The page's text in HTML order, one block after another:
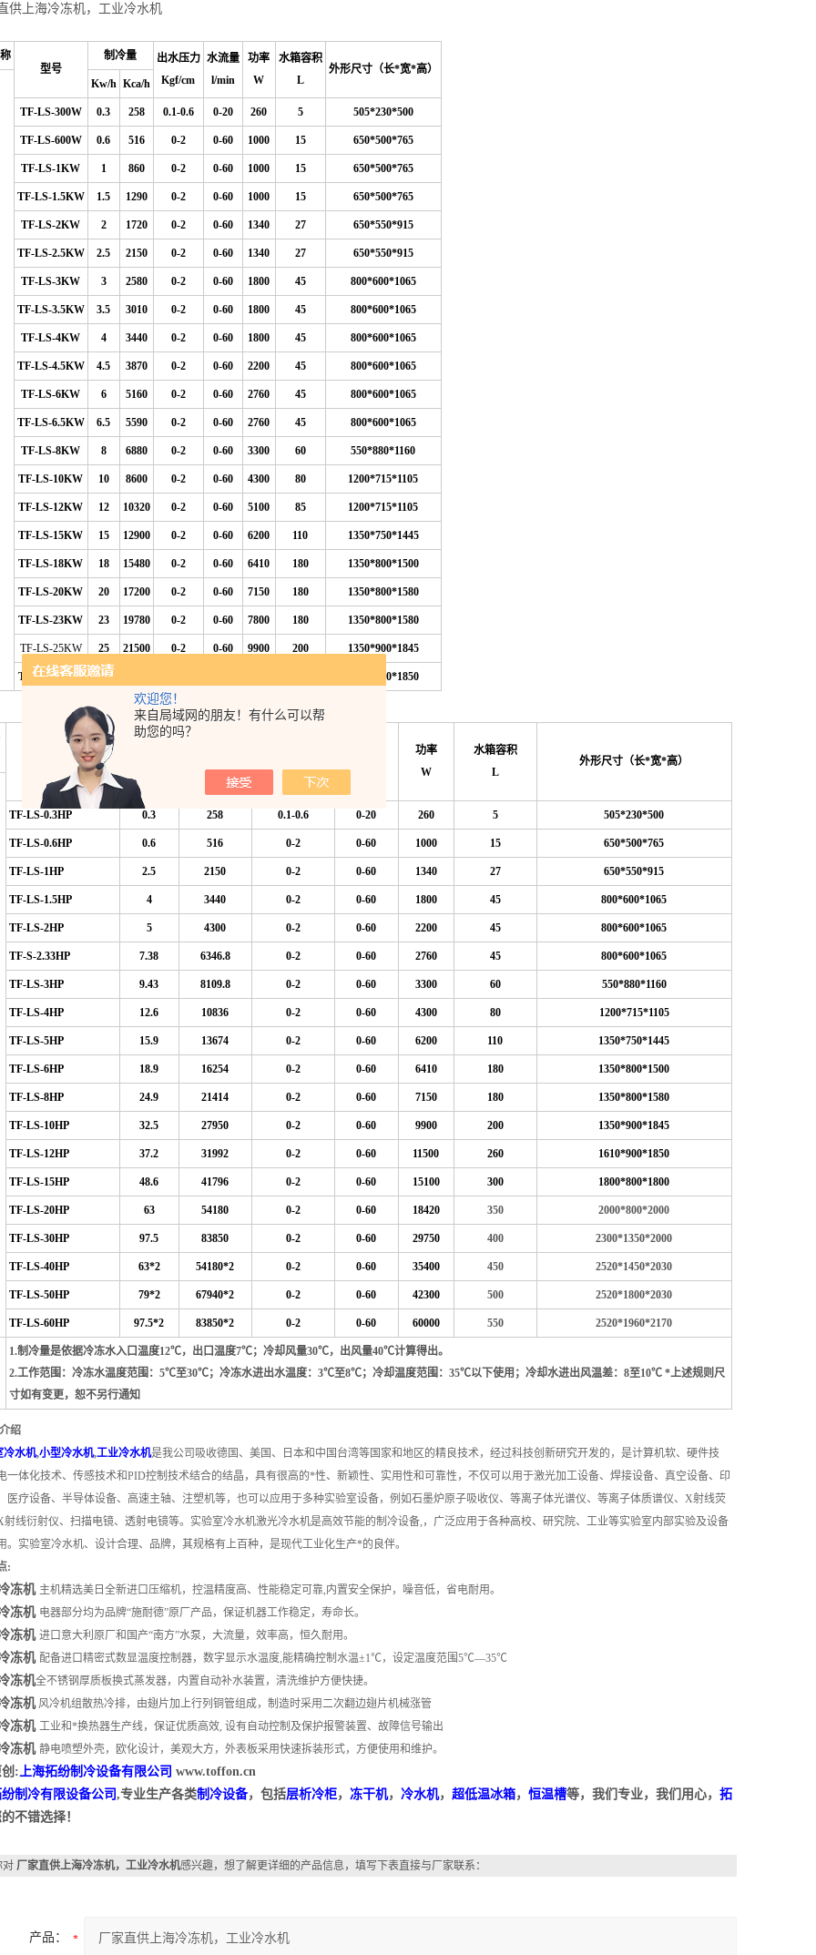
欢迎您！
来自局域网的朋友！有什么可以帮
助您的吗？
供上海冷冻机，工业冷水机
型号
制冷量
出水压力
Kgf/cm
水流量
l/min
功率
W
水箱容积
L
外形尺寸（长*宽*高）
Kw/h Kca/h
TF-LS-300W 0.3 258 0.1-0.6 0-20 260 5 505*230*500
TF-LS-600W 0.6 516 0-2 0-60 1000 15 650*500*765
TF-LS-1KW 1 860 0-2 0-60 1000 15 650*500*765
TF-LS-1.5KW 1.5 1290 0-2 0-60 1000 15 650*500*765
TF-LS-2KW 2 1720 0-2 0-60 1340 27 650*550*915
TF-LS-2.5KW 2.5 2150 0-2 0-60 1340 27 650*550*915
TF-LS-3KW 3 2580 0-2 0-60 1800 45 800*600*1065
TF-LS-3.5KW 3.5 3010 0-2 0-60 1800 45 800*600*1065
TF-LS-4KW 4 3440 0-2 0-60 1800 45 800*600*1065
TF-LS-4.5KW 4.5 3870 0-2 0-60 2200 45 800*600*1065
TF-LS-6KW 6 5160 0-2 0-60 2760 45 800*600*1065
TF-LS-6.5KW 6.5 5590 0-2 0-60 2760 45 800*600*1065
TF-LS-8KW 8 6880 0-2 0-60 3300 60 550*880*1160
TF-LS-10KW 10 8600 0-2 0-60 4300 80 1200*715*1105
TF-LS-12KW 12 10320 0-2 0-60 5100 85 1200*715*1105
TF-LS-15KW 15 12900 0-2 0-60 6200 110 1350*750*1445
TF-LS-18KW 18 15480 0-2 0-60 6410 180 1350*800*1500
TF-LS-20KW 20 17200 0-2 0-60 7150 180 1350*800*1580
TF-LS-23KW 23 19780 0-2 0-60 7800 180 1350*800*1580
TF-LS-25KW 25 21500 0-2 0-60 9900 200 1350*900*1845
TF-LS-30KW 30 1610*900*1850
Kgf/cm
功率
W
水箱容积
L
外形尺寸（长*宽*高）
Kw/h Kca/h
TF-LS-0.3HP 0.3 258 0.1-0.6 0-20 260 5 505*230*500
TF-LS-0.6HP 0.6 516 0-2 0-60 1000 15 650*500*765
TF-LS-1HP 2.5 2150 0-2 0-60 1340 27 650*550*915
TF-LS-1.5HP 4 3440 0-2 0-60 1800 45 800*600*1065
TF-LS-2HP 5 4300 0-2 0-60 2200 45 800*600*1065
TF-S-2.33HP 7.38 6346.8 0-2 0-60 2760 45 800*600*1065
TF-LS-3HP 9.43 8109.8 0-2 0-60 3300 60 550*880*1160
TF-LS-4HP 12.6 10836 0-2 0-60 4300 80 1200*715*1105
TF-LS-5HP 15.9 13674 0-2 0-60 6200 110 1350*750*1445
TF-LS-6HP 18.9 16254 0-2 0-60 6410 180 1350*800*1500
TF-LS-8HP 24.9 21414 0-2 0-60 7150 180 1350*800*1580
TF-LS-10HP 32.5 27950 0-2 0-60 9900 200 1350*900*1845
TF-LS-12HP 37.2 31992 0-2 0-60 11500 260 1610*900*1850
TF-LS-15HP 48.6 41796 0-2 0-60 15100 300 1800*800*1800
TF-LS-20HP 63 54180 0-2 0-60 18420 350 2000*800*2000
TF-LS-30HP 97.5 83850 0-2 0-60 29750 400 2300*1350*2000
TF-LS-40HP 63*2 54180*2 0-2 0-60 35400 450 2520*1450*2030
TF-LS-50HP 79*2 67940*2 0-2 0-60 42300 500 2520*1800*2030
TF-LS-60HP 97.5*2 83850*2 0-2 0-60 60000 550 2520*1960*2170
1.制冷量是依据冷冻水入口温度12℃，出口温度7℃；冷却风量30℃，出风量40℃计算得出。
2.工作范围：冷冻水温度范围：5℃至30℃；冷冻水进出水温度：3℃至8℃；冷却温度范围：35℃以下使用；冷却水进出风温差：8至10℃ *上述规则尺
寸如有变更，恕不另行通知
绍
冷水机,小型冷水机,工业冷水机是我公司吸收德国、美国、日本和中国台湾等国家和地区的精良技术，经过科技创新研究开发的，是计算机软、硬件技
一体化技术、传感技术和PID控制技术结合的结晶，具有很高的*性、新颖性、实用性和可靠性，不仅可以用于激光加工设备、焊接设备、真空设备、印
医疗设备、半导体设备、高速主轴、注塑机等，也可以应用于多种实验室设备，例如石墨炉原子吸收仪、等离子体光谱仪、等离子体质谱仪、X射线荧
射线衍射仪、扫描电镜、透射电镜等。 实验室冷水机激光冷水机是高效节能的制冷设备,，广泛应用于各种高校、研究院、工业等实验室内部实验及设备
。 实验室冷水机、设计合理、品牌，其规格有上百种，是现代工业化生产*的良伴。
:
冻机 主机精选美日全新进口压缩机，控温精度高、性能稳定可靠,内置安全保护，噪音低，省电耐用。
冻机 电器部分均为品牌“施耐德”原厂产品，保证机器工作稳定，寿命长。
冻机 进口意大利原厂和国产“南方”水泵，大流量，效率高，恒久耐用。
冻机 配备进口精密式数显温度控制器，数字显示水温度,能精确控制水温±1℃，设定温度范围5℃—35℃
冻机全不锈钢厚质板换式蒸发器，内置自动补水装置，清洗维护方便快捷。
冻机 风冷机组散热冷排，由翅片加上行列铜管组成，制造时采用二次翻边翅片机械涨管
冻机 工业和*换热器生产线，保证优质高效, 设有自动控制及保护报警装置、故障信号输出
冻机 静电喷塑外壳，欧化设计，美观大方，外表板采用快速拆装形式，方便使用和维护。
:上海拓纷制冷设备有限公司 www.toffon.cn
制冷有限设备公司 ,专业生产各类制冷设备，包括层析冷柜， 冻干机， 冷水机， 超低温冰箱， 恒温槽等，我们专业，我们用心， 拓
不错选择！
厂家直供上海冷冻机，工业冷水机感兴趣，想了解更详细的产品信息，填写下表直接与厂家联系：
产品：